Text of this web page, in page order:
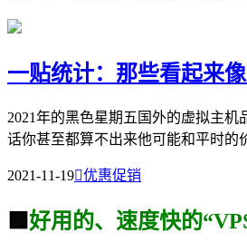
一贴统计：那些看起来
2021年的黑色星期五国外的虚拟主
话你甚至都算不出来他可能和平时的
2021-11-19优惠促销
🟩 好用的、速度快的